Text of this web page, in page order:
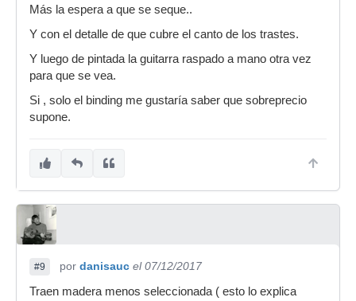
Más la espera a que se seque..
Y con el detalle de que cubre el canto de los trastes.
Y luego de pintada la guitarra raspado a mano otra vez
para que se vea.
Si , solo el binding me gustaría saber que sobreprecio
supone.
#9 por danisauc el 07/12/2017
Traen madera menos seleccionada ( esto lo explica